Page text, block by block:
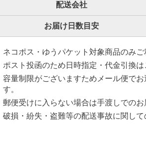
配送会社
お届け日数目安
ネコポス・ゆうパケット対象商品のみご
ポスト投函のため日時指定・代金引換は
容量制限がございますためメール便で
す。
郵便受けに入らない場合は手渡しでのお
破損・紛失・盗難等の配送事故に関し